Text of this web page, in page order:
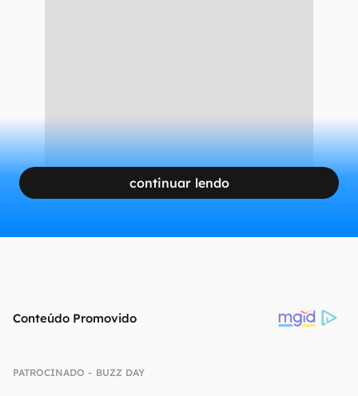
continuar lendo